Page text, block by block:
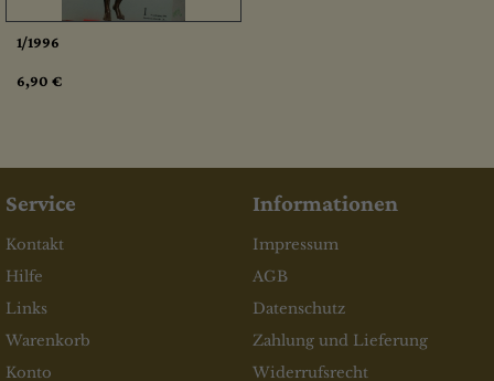
1/1996
6,90 €
Service
Kontakt
Hilfe
Links
Warenkorb
Konto
Informationen
Impressum
AGB
Datenschutz
Zahlung und Lieferung
Widerrufsrecht